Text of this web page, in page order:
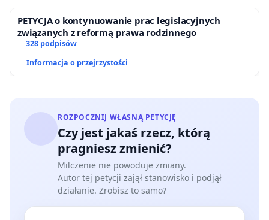
PETYCJA o kontynuowanie prac legislacyjnych
związanych z reformą prawa rodzinnego
328 podpisów
Informacja o przejrzystości
ROZPOCZNIJ WŁASNĄ PETYCJĘ
Czy jest jakaś rzecz, którą
pragniesz zmienić?
Milczenie nie powoduje zmiany.
Autor tej petycji zajął stanowisko i podjął
działanie. Zrobisz to samo?